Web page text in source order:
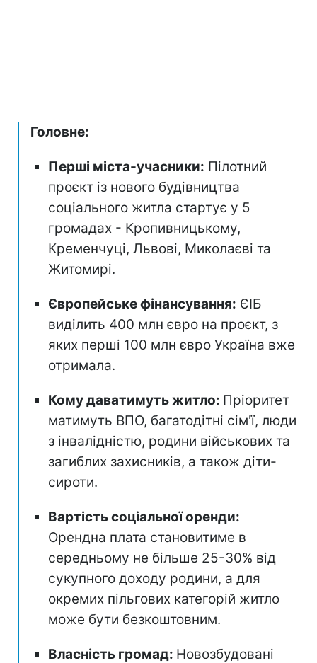
Головне:
Перші міста-учасники: Пілотний
проєкт із нового будівництва
соціального житла стартує у 5
громадах - Кропивницькому,
Кременчуці, Львові, Миколаєві та
Житомирі.
Європейське фінансування: ЄІБ
виділить 400 млн євро на проєкт, з
яких перші 100 млн євро Україна вже
отримала.
Кому даватимуть житло: Пріоритет
матимуть ВПО, багатодітні сім'ї, люди
з інвалідністю, родини військових та
загиблих захисників, а також діти-
сироти.
Вартість соціальної оренди:
Орендна плата становитиме в
середньому не більше 25-30% від
сукупного доходу родини, а для
окремих пільгових категорій житло
може бути безкоштовним.
Власність громад: Новозбудовані